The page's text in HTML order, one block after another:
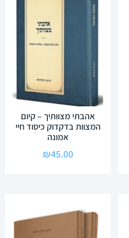
אהבתי מצוותיך – קיום
המצוות בדקדוק כיסוד חיי
אמונה
₪45.00